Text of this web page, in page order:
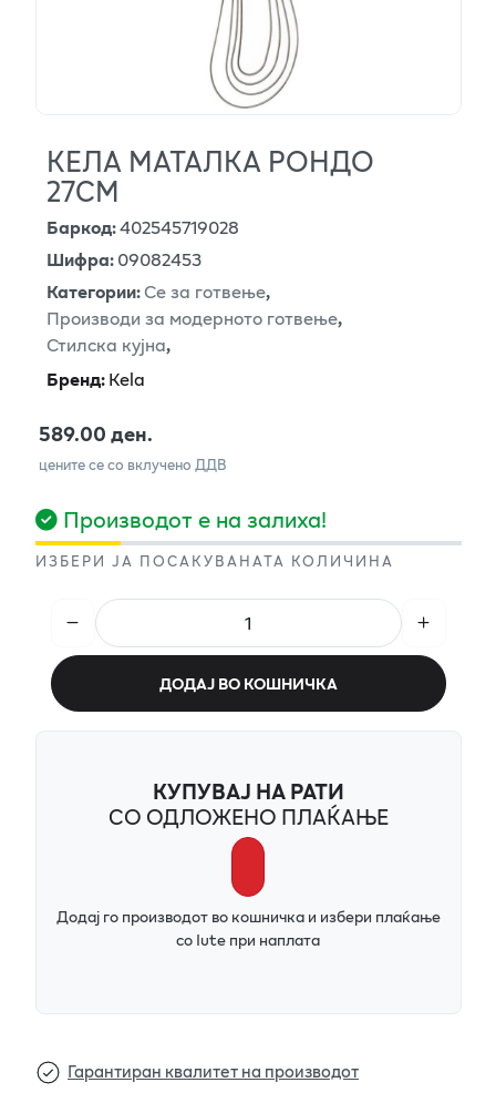
КЕЛА МАТАЛКА РОНДО
27СМ
Баркод:402545719028
Шифра:09082453
Категории:Се за готвење,
Производи за модерното готвење,
Стилска кујна,
Бренд:Kela
589.00 ден.
цените се со вклучено ДДВ
Производот е на залиха!
ИЗБЕРИ ЈА ПОСАКУВАНАТА КОЛИЧИНА
ДОДАЈ ВО КОШНИЧКА
КУПУВАЈ НА РАТИ
СО ОДЛОЖЕНО ПЛАЌАЊЕ
Додај го производот во кошничка и избери плаќање
со Iute при наплата
Гарантиран квалитет на производот